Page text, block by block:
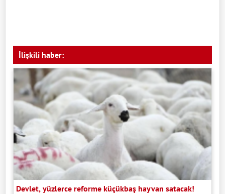
İlişkili haber:
Devlet, yüzlerce reforme küçükbaş hayvan satacak!